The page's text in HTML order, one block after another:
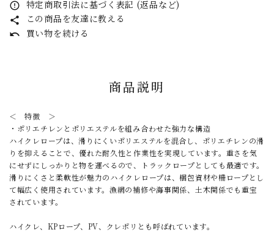
error_outline 特定商取引法に基づく表記 (返品など)
share この商品を友達に教える
undo 買い物を続ける
商品説明
＜ 特徴 ＞
・ポリエチレンとポリエステルを組み合わせた強力な構造
ハイクレロープは、滑りにくいポリエステルを混合し、ポリエチレンの滑
りを抑えることで、優れた耐久性と作業性を実現しています。重さを気
にせずにしっかりと物を運べるので、トラックロープとしても最適です。
滑りにくさと柔軟性が魅力のハイクレロープは、梱包資材や柵ロープとし
て幅広く使用されています。漁網の補修や海事関係、土木関係でも重宝
されています。
ハイクレ、KPロープ、PV、クレポリとも呼ばれています。